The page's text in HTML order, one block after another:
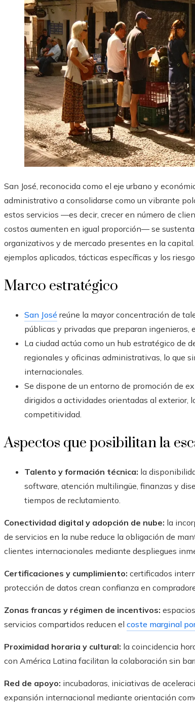
San José, reconocida como el eje urbano y
administrativo a consolidarse como un vibrante
estos servicios —es decir, crecer en número de
costos aumenten en igual proporción— se
organizativos y de mercado presentes en la
ejemplos aplicados, tácticas específicas y los
Marco estratégico
San José reúne la mayor concentración de
públicas y privadas que preparan
La ciudad actúa como un hub estratégico de
regionales y oficinas administrativas, lo que
internacionales.
Se dispone de un entorno de promoción de
dirigidos a actividades orientadas al exterior,
competitividad.
Aspectos que posibilitan la
Talento y formación técnica: la
software, atención multilingüe, finanzas y
tiempos de reclutamiento.
Conectividad digital y adopción de nube: la
de servicios en la nube reduce la obligación de
clientes internacionales mediante despliegues
Certificaciones y cumplimiento: certificados
protección de datos crean confianza en
Zonas francas y régimen de incentivos:
servicios compartidos reducen el coste marginal
Proximidad horaria y cultural: la coincidencia
con América Latina facilitan la colaboración sin
Red de apoyo: incubadoras, iniciativas de
expansión internacional mediante orientación